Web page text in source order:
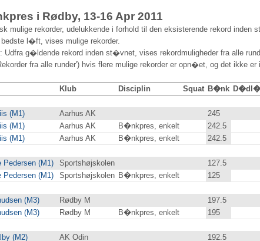
i Rødby, 13-16 Apr 2011
mulige rekorder, udelukkende i forhold til den eksisterende rekord inden
l�ft, vises mulige rekorder.
Udfra g�ldende rekord inden st�vnet, vises rekordmuligheder fra alle
fra alle runder') hvis flere mulige rekorder er opn�et, og det ikke
Klub Disciplin Squat B�nk
(M1) Aarhus AK 245
(M1) Aarhus AK B�nkpres, enkelt 242.5
(M1) Aarhus AK B�nkpres, enkelt 242.5
Pedersen (M1) Sportshøjskolen 127.5
Pedersen (M1) Sportshøjskolen B�nkpres, enkelt 125
(M3) Rødby M 197.5
(M3) Rødby M B�nkpres, enkelt 195
(M2) AK Odin 192.5